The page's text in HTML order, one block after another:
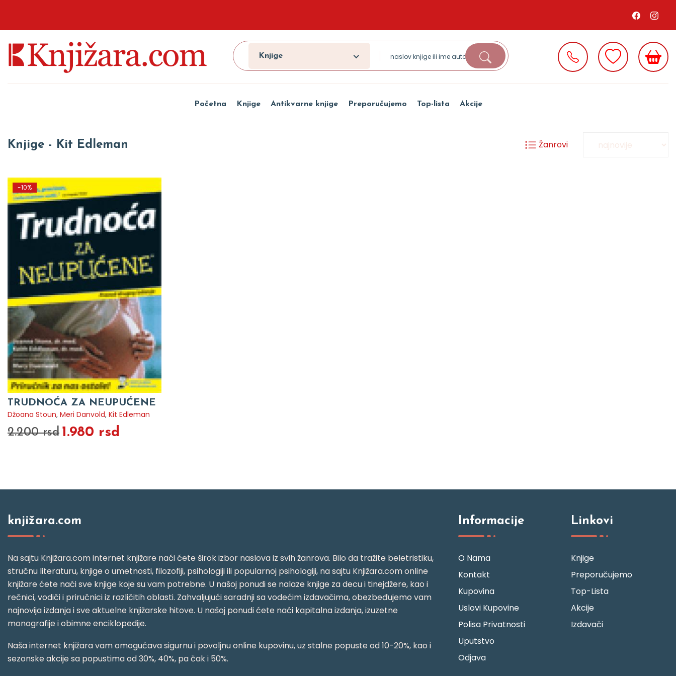
Knjige
Početna Knjige Antikvarne knjige Preporučujemo Top-lista Akcije
Knjige - Kit Edleman Žanrovi
-10%
TRUDNOĆA ZA NEUPUĆENE
Džoana Stoun, Meri Danvold, Kit Edleman
2.200 rsd 1.980 rsd
knjižara.com
Na sajtu Knjižara.com internet knjižare naći ćete širok izbor naslova iz svih žanrova. Bilo da tražite beletristiku,
stručnu literaturu, knjige o umetnosti, filozofiji, psihologiji ili popularnoj psihologiji, na sajtu Knjižara.com online
knjižare ćete naći sve knjige koje su vam potrebne. U našoj ponudi se nalaze knjige za decu i tinejdžere, kao i
rečnici, vodiči i priručnici iz različitih oblasti. Zahvaljujući saradnji sa vodećim izdavačima, obezbeđujemo vam
najnovija izdanja i sve aktuelne knjižarske hitove. U našoj ponudi ćete naći kapitalna izdanja, izuzetne
monografije i obimne enciklopedije.
Naša internet knjižara vam omogućava sigurnu i povoljnu online kupovinu, uz stalne popuste od 10-20%, kao i
sezonske akcije sa popustima od 30%, 40%, pa čak i 50%.
Informacije
O Nama
Kontakt
Kupovina
Uslovi Kupovine
Polisa Privatnosti
Uputstvo
Odjava
Linkovi
Knjige
Preporučujemo
Top-Lista
Akcije
Izdavači